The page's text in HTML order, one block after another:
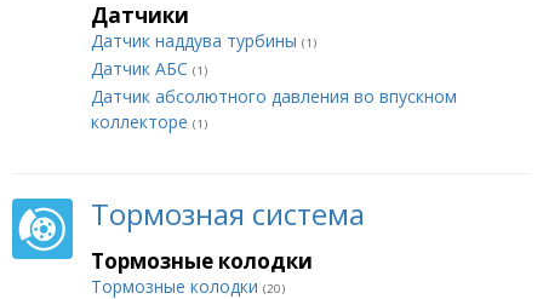
Датчики
Датчик наддува турбины (1)
Датчик АБС (1)
Датчик абсолютного давления во впускном
коллекторе (1)
Тормозная система
Тормозные колодки
Тормозные колодки (20)